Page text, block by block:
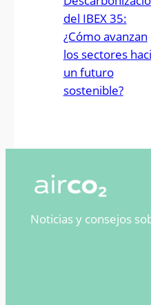
del IBEX 35:
¿Cómo avanzan
los sectores
un futuro
sostenible?
Noticias y consejos